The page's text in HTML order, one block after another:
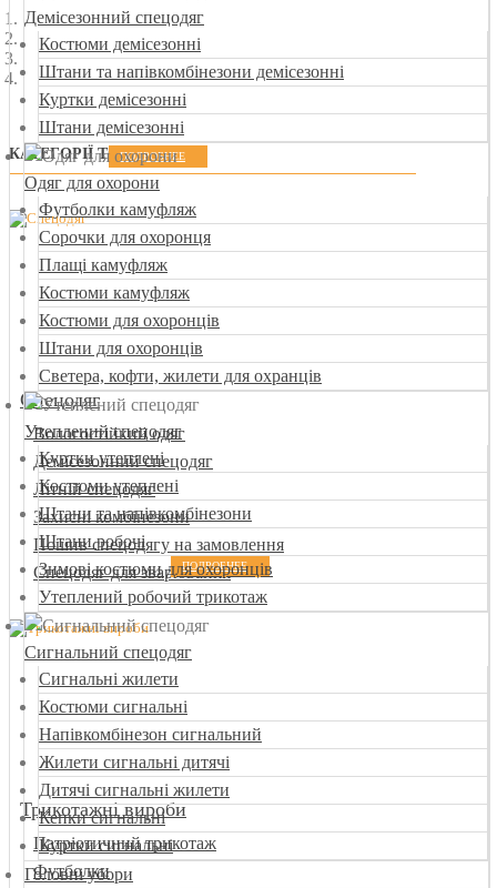
Демісезонний спецодяг
Костюми демісезонні
Штани та напівкомбінезони демісезонні
Куртки демісезонні
Штани демісезонні
Одяг для охорони
Футболки камуфляж
Сорочки для охоронця
Плащі камуфляж
Костюми камуфляж
Костюми для охоронців
Штани для охоронців
Светера, кофти, жилети для охранців
Утеплений спецодяг
Куртки утеплені
Костюми утеплені
Штани та напівкомбінезони
Штани робочі
Зимові костюми для охоронців
Утеплений робочий трикотаж
Сигнальний спецодяг
Сигнальні жилети
Костюми сигнальні
Напівкомбінезон сигнальний
Жилети сигнальні дитячі
Дитячі сигнальні жилети
Кепки сигнальні
Куртки сигнальні
Головні убори
КАТЕГОРІЇ ТОВАРІВ
ПОДРОБНЕЕ
Спецодяг
Вологостійкий одяг
Демісезонний спецодяг
Літній спецодяг
Захисні комбінезони
Пошив спецодягу на замовлення
Спецодяг для зварювання
ПОДРОБНЕЕ
Трикотажні вироби
Патріотичний трикотаж
Футболки